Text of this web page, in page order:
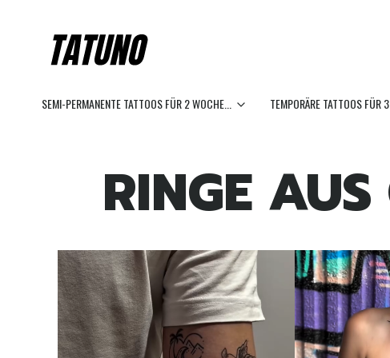
SEMI-PERMANENTE TATTOOS FÜR 2 WOCHE... TEMPORÄRE TATTOOS FÜR
RINGE